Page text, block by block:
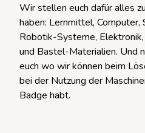
Wir stellen euch dafür alles
haben: Lernmittel,
Robotik-Systeme,
und Bastel-Materialien. Und
euch wo wir können beim
bei der Nutzung der
Badge habt.